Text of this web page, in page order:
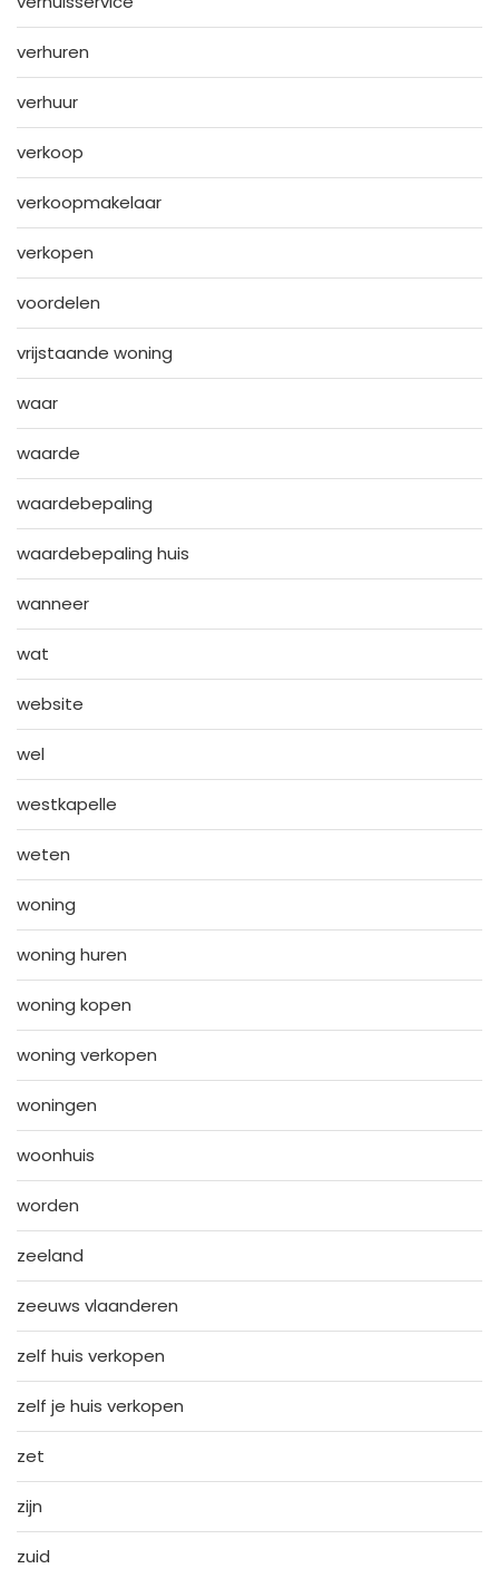
verhuren
verhuur
verkoop
verkoopmakelaar
verkopen
voordelen
vrijstaande woning
waar
waarde
waardebepaling
waardebepaling huis
wanneer
wat
website
wel
westkapelle
weten
woning
woning huren
woning kopen
woning verkopen
woningen
woonhuis
worden
zeeland
zeeuws vlaanderen
zelf huis verkopen
zelf je huis verkopen
zet
zijn
zuid